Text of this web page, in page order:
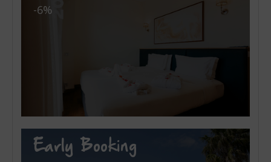
-6%
Early Booking